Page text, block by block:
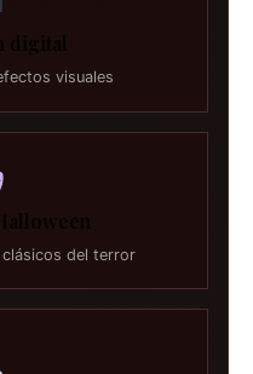
digital
visuales
del terror